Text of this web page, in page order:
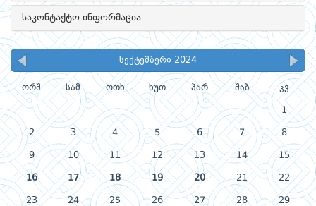
საკონტაქტო ინფორმაცია
სექტემბერი 2024
ორშ სამ ოთხ ხუთ პარ შაბ კვ
1
2 3 4 5 6 7 8
9 10 11 12 13 14 15
16 17 18 19 20 21 22
23 24 25 26 27 28 29